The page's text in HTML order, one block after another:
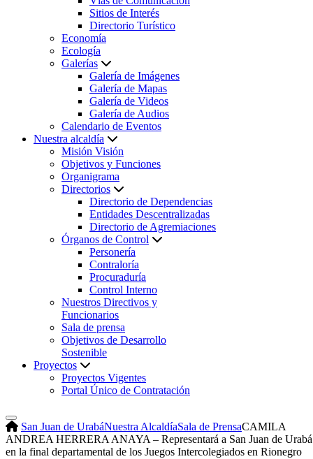
Sitios de Interés
Directorio Turístico
Economía
Ecología
Galerías
Galería de Imágenes
Galería de Mapas
Galería de Videos
Galería de Audios
Calendario de Eventos
Nuestra alcaldía
Misión Visión
Objetivos y Funciones
Organigrama
Directorios
Directorio de Dependencias
Entidades Descentralizadas
Directorio de Agremiaciones
Órganos de Control
Personería
Contraloría
Procuraduría
Control Interno
Nuestros Directivos y
Funcionarios
Sala de prensa
Objetivos de Desarrollo
Sostenible
Proyectos
Proyectos Vigentes
Portal Único de Contratación
San Juan de UrabáNuestra AlcaldíaSala de PrensaCAMILA
ANDREA HERRERA ANAYA – Representará a San Juan de Urabá
en la final departamental de los Juegos Intercolegiados en Rionegro